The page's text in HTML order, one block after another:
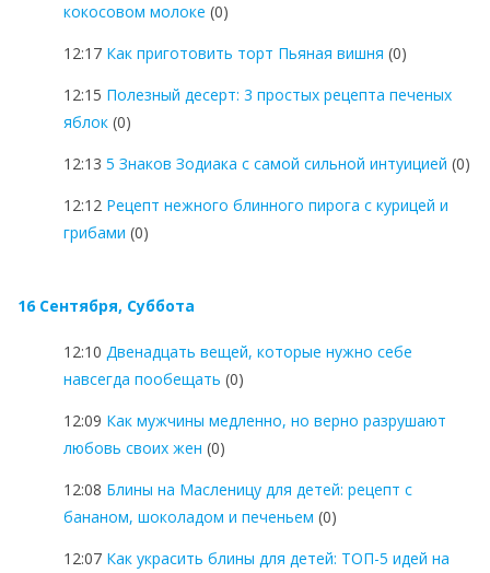
кокосовом молоке (0)
12:17 Как приготовить торт Пьяная вишня (0)
12:15 Полезный десерт: 3 простых рецепта печеных
яблок (0)
12:13 5 Знаков Зодиака с самой сильной интуицией (0)
12:12 Рецепт нежного блинного пирога с курицей и
грибами (0)
16 Сентября, Суббота
12:10 Двенадцать вещей, которые нужно себе
навсегда пообещать (0)
12:09 Как мужчины медленно, но верно разрушают
любовь своих жен (0)
12:08 Блины на Масленицу для детей: рецепт с
бананом, шоколадом и печеньем (0)
12:07 Как украсить блины для детей: ТОП-5 идей на